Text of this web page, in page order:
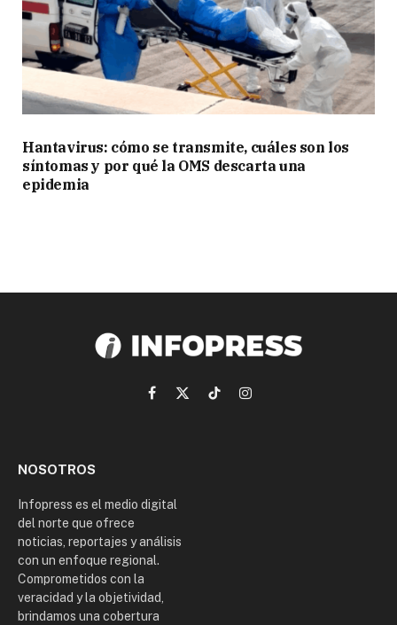
Hantavirus: cómo se transmite, cuáles son los
síntomas y por qué la OMS descarta una
epidemia
Facebook
X
TikTokInstagram
NOSOTROS
Infopress es el medio digital
del norte que ofrece
noticias, reportajes y análisis
con un enfoque regional.
Comprometidos con la
veracidad y la objetividad,
brindamos una cobertura